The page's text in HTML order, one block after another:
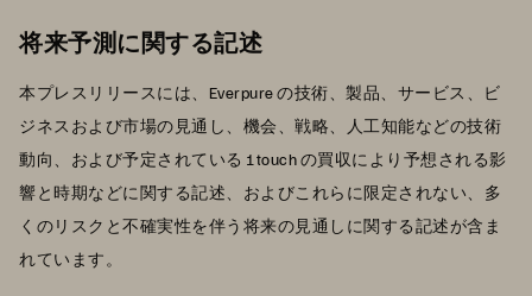
将来予測に関する記述
本プレスリリースには、Everpure の技術、製品、サービス、ビ
ジネスおよび市場の見通し、機会、戦略、人工知能などの技術
動向、および予定されている 1touch の買収により予想される影
響と時期などに関する記述、およびこれらに限定されない、多
くのリスクと不確実性を伴う将来の見通しに関する記述が含ま
れています。